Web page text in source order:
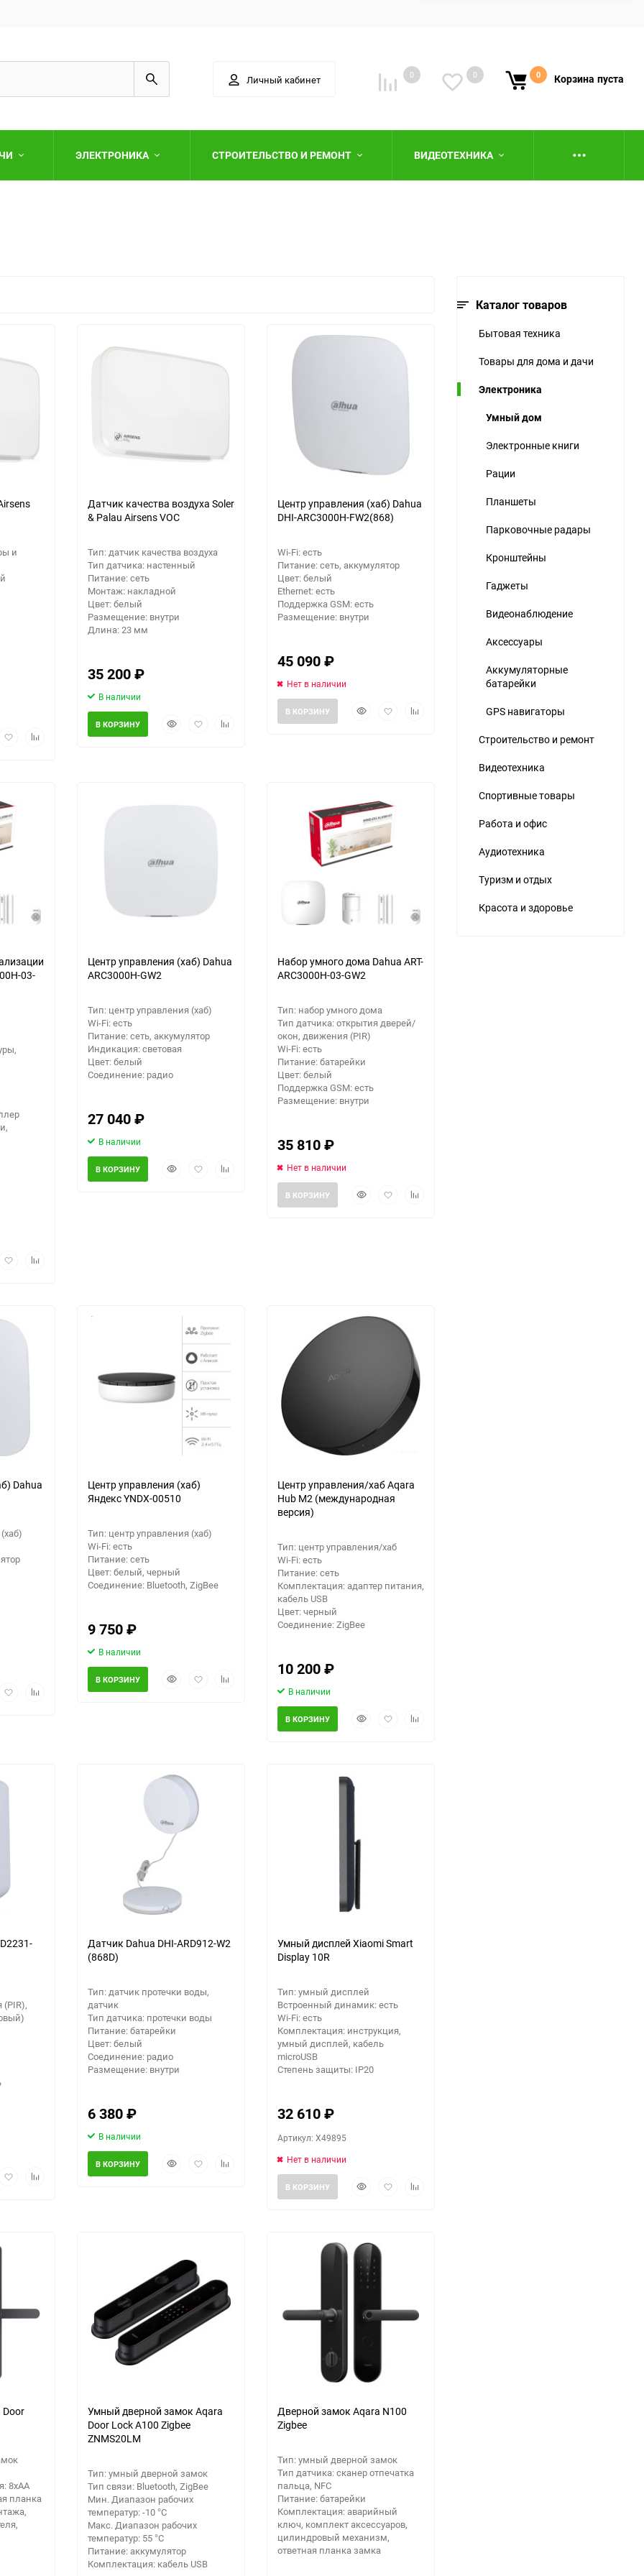
Личный кабинет 0 0 0 Корзина пуста
Выберите категорию
Выберите категорию
ЭЛЕКТРОНИКА СТРОИТЕЛЬСТВО И РЕМОНТ
Выберите категорию
ВИДЕОТЕХНИКА
и
ДобавитьДобавить
Датчик качества воздуха Soler
& Palau Airsens VOC
Тип: датчик качества воздуха
Тип датчика: настенный
Питание: сеть
Монтаж: накладной
Цвет: белый
Размещение: внутри
Длина: 23 мм
35 200₽
В наличии
БыстрыйДобавитьДобавить
В КОРЗИНУ
Центр управления (хаб) Dahua
DHI-ARC3000H-FW2(868)
Wi-Fi: есть
Питание: сеть, аккумулятор
Цвет: белый
Ethernet: есть
Поддержка GSM: есть
Размещение: внутри
45 090₽
Нет в наличии
БыстрыйДобавитьДобавить
В КОРЗИНУ
03-
ДобавитьДобавить
Центр управления (хаб) Dahua
ARC3000H-GW2
Тип: центр управления (хаб)
Wi-Fi: есть
Питание: сеть, аккумулятор
Индикация: световая
Цвет: белый
Соединение: радио
27 040₽
В наличии
БыстрыйДобавитьДобавить
В КОРЗИНУ
Набор умного дома Dahua ART-
ARC3000H-03-GW2
Тип: набор умного дома
Тип датчика: открытия дверей/
окон, движения (PIR)
Wi-Fi: есть
Питание: батарейки
Цвет: белый
Поддержка GSM: есть
Размещение: внутри
35 810₽
Нет в наличии
БыстрыйДобавитьДобавить
В КОРЗИНУ
Dahua
ДобавитьДобавить
еще 3 фото
Центр управления (хаб)
Яндекс YNDX-00510
Тип: центр управления (хаб)
Wi-Fi: есть
Питание: сеть
Цвет: белый, черный
Соединение: Bluetooth, ZigBee
9 750₽
В наличии
БыстрыйДобавитьДобавить
В КОРЗИНУ
Центр управления/хаб Aqara
Hub M2 (международная
версия)
Тип: центр управления/хаб
Wi-Fi: есть
Питание: сеть
Комплектация: адаптер питания,
кабель USB
Цвет: черный
Соединение: ZigBee
10 200₽
В наличии
БыстрыйДобавитьДобавить
В КОРЗИНУ
ДобавитьДобавить
Датчик Dahua DHI-ARD912-W2
(868D)
Тип: датчик протечки воды,
датчик
Тип датчика: протечки воды
Питание: батарейки
Цвет: белый
Соединение: радио
Размещение: внутри
6 380₽
В наличии
БыстрыйДобавитьДобавить
В КОРЗИНУ
Умный дисплей Xiaomi Smart
Display 10R
Тип: умный дисплей
Встроенный динамик: есть
Wi-Fi: есть
Комплектация: инструкция,
умный дисплей, кабель
microUSB
Степень защиты: IP20
32 610₽
Артикул: X49895
Нет в наличии
БыстрыйДобавитьДобавить
В КОРЗИНУ
8хАА
планка
Умный дверной замок Aqara
Door Lock A100 Zigbee
ZNMS20LM
Тип: умный дверной замок
Тип связи: Bluetooth, ZigBee
Мин. Диапазон рабочих
температур: -10 °C
Макс. Диапазон рабочих
температур: 55 °C
Питание: аккумулятор
Комплектация: кабель USB
Дверной замок Aqara N100
Zigbee
Тип: умный дверной замок
Тип датчика: сканер отпечатка
пальца, NFC
Питание: батарейки
Комплектация: аварийный
ключ, комплект аксессуаров,
цилиндровый механизм,
ответная планка замка
Каталог товаров
Бытовая техника
Товары для дома и дачи
Электроника
Умный дом
Электронные книги
Рации
Планшеты
Парковочные радары
Кронштейны
Гаджеты
Видеонаблюдение
Аксессуары
Аккумуляторные
батарейки
GPS навигаторы
Строительство и ремонт
Видеотехника
Спортивные товары
Работа и офис
Аудиотехника
Туризм и отдых
Красота и здоровье